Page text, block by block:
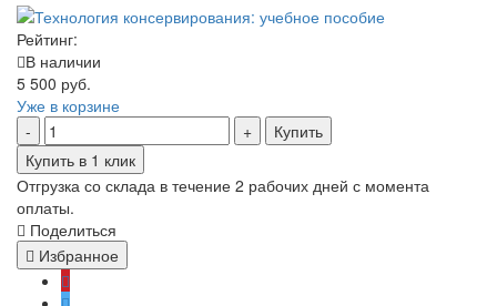
Рейтинг:
В наличии
5 500 руб.
Уже в корзине
Купить
Купить в 1 клик
Отгрузка со склада в течение 2 рабочих дней с момента
оплаты.
Поделиться
Избранное